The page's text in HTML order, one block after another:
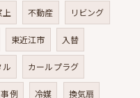
上 不動産 リビング
東近江市 入替
ル カールプラグ
例 冷媒 換気扇